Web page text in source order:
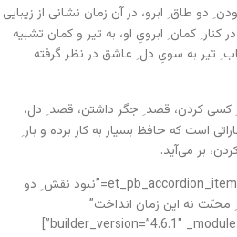
دو طاق ِ ابرو، در آن زمان نشانی از زیبایی
کمان ِ ابرویِ او، به تیر و کمان تشبیه
تیر به سویِ دل ِ عاشق در نظر گرفته
کردن، قصد ِ جگر داشتن، قصد ِ دل،
است که حافظ بسیار به کار برده و بار
بر می‌آید.
[/et_pb_accordion_item][et_pb_accordion_item title=”نبود نقش ِ دو
محبّت نه این زمان انداخت”